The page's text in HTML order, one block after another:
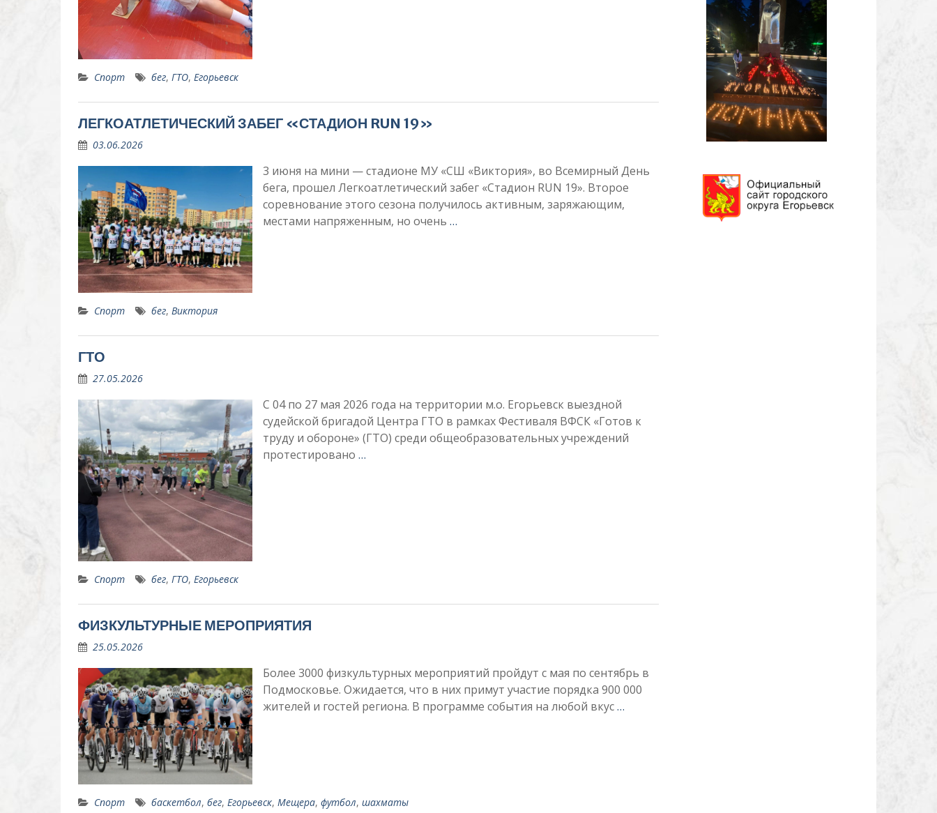
Спорт бег, ГТО, Егорьевск
ЛЕГКОАТЛЕТИЧЕСКИЙ ЗАБЕГ «СТАДИОН RUN 19»
03.06.2026
3 июня на мини — стадионе МУ «СШ «Виктория», во Всемирный День
бега, прошел Легкоатлетический забег «Стадион RUN 19». Второе
соревнование этого сезона получилось активным, заряжающим,
местами напряженным, но очень …
Спорт бег, Виктория
ГТО
27.05.2026
С 04 по 27 мая 2026 года на территории м.о. Егорьевск выездной
судейской бригадой Центра ГТО в рамках Фестиваля ВФСК «Готов к
труду и обороне» (ГТО) среди общеобразовательных учреждений
протестировано …
Спорт бег, ГТО, Егорьевск
ФИЗКУЛЬТУРНЫЕ МЕРОПРИЯТИЯ
25.05.2026
Более 3000 физкультурных мероприятий пройдут с мая по сентябрь в
Подмосковье. Ожидается, что в них примут участие порядка 900 000
жителей и гостей региона. В программе события на любой вкус…
Спорт баскетбол, бег, Егорьевск, Мещера, футбол, шахматы